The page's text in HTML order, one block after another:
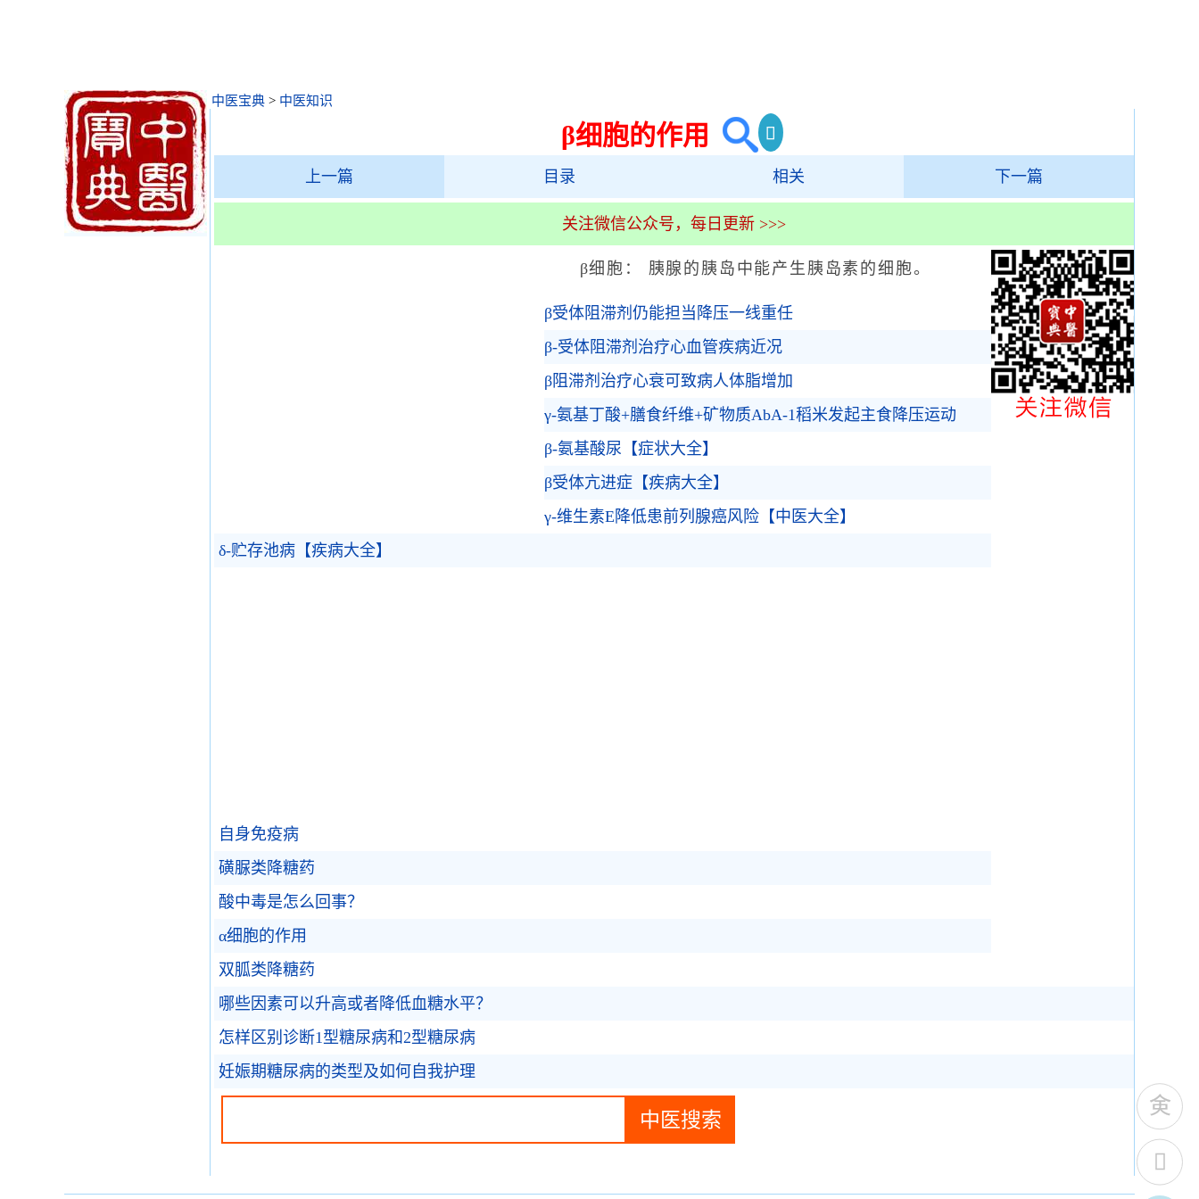
中医宝典 > 中医知识
β细胞的作用
上一篇 目录 相关 下一篇
关注微信公众号，每日更新 >>>
β细胞： 胰腺的胰岛中能产生胰岛素的细胞。
β受体阻滞剂仍能担当降压一线重任
β-受体阻滞剂治疗心血管疾病近况
β阻滞剂治疗心衰可致病人体脂增加
γ-氨基丁酸+膳食纤维+矿物质AbA-1稻米发起主食降压运动
β-氨基酸尿【症状大全】
β受体亢进症【疾病大全】
γ-维生素E降低患前列腺癌风险【中医大全】
δ-贮存池病【疾病大全】
自身免疫病
磺脲类降糖药
酸中毒是怎么回事？
α细胞的作用
双胍类降糖药
哪些因素可以升高或者降低血糖水平？
怎样区别诊断1型糖尿病和2型糖尿病
妊娠期糖尿病的类型及如何自我护理